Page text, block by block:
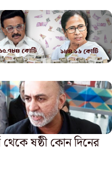
থেকে ষষ্ঠী কোন দিনের